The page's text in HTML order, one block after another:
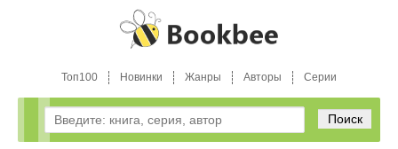
Топ100 Новинки Жанры Авторы Серии
Поиск